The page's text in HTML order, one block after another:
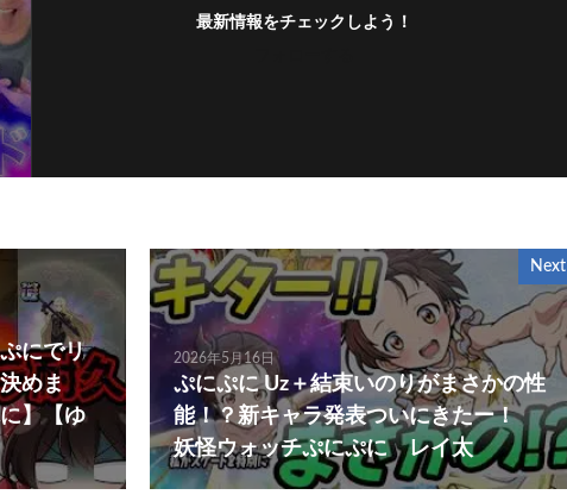
最新情報をチェックしよう！
にでリ
めま
】【ゆ
Next
2026年5月16日
ぷにぷに Uz＋結束いのりがまさかの性
能！？新キャラ発表ついにきたー！
妖怪ウォッチぷにぷに レイ太